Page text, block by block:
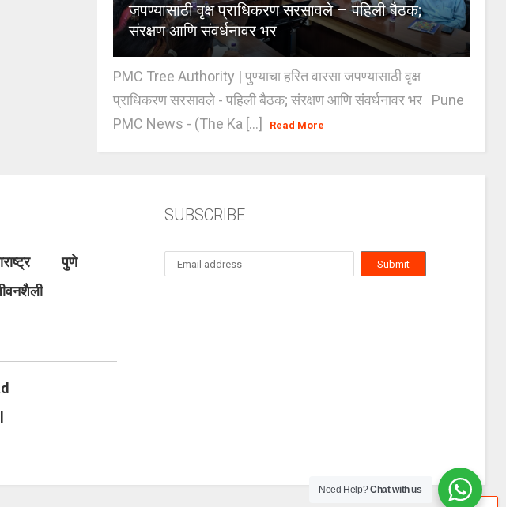
जपण्यासाठी वृक्ष प्राधिकरण सरसावले – पहिली बैठक;
संरक्षण आणि संवर्धनावर भर
PMC Tree Authority | पुण्याचा हरित वारसा जपण्यासाठी वृक्ष
प्राधिकरण सरसावले - पहिली बैठक; संरक्षण आणि संवर्धनावर भर Pune
PMC News - (The Ka [...]
Read More
पुणे
SUBSCRIBE
Need Help?Chat with us